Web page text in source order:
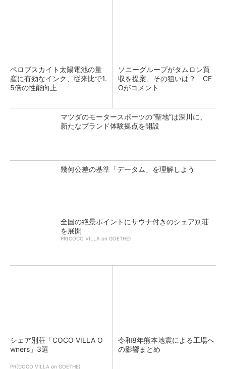
ペロブスカイト太陽電池の量
産に有効なインク、従来比で1.
5倍の性能向上
ソニーグループがタムロン買
収を提案、その狙いは？ CF
Oがコメント
マツダのモータースポーツの“聖地”は深川に、
新たなブランド体験拠点を開設
幾何公差の基準「データム」を理解しよう
全国の絶景ポイントにサウナ付きのシェア別荘
を展開
PR(COCO VILLA on GOETHE)
シェア別荘「COCO VILLA O
wners」3選
PR(COCO VILLA on GOETHE)
令和8年熊本地震による工場へ
の影響まとめ